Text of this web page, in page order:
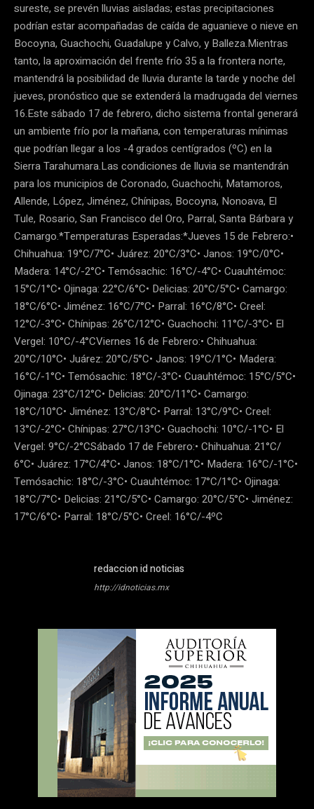
sureste, se prevén lluvias aisladas; estas precipitaciones
podrían estar acompañadas de caída de aguanieve o nieve en
Bocoyna, Guachochi, Guadalupe y Calvo, y Balleza.Mientras
tanto, la aproximación del frente frío 35 a la frontera norte,
mantendrá la posibilidad de lluvia durante la tarde y noche del
jueves, pronóstico que se extenderá la madrugada del viernes
16.Este sábado 17 de febrero, dicho sistema frontal generará
un ambiente frío por la mañana, con temperaturas mínimas
que podrían llegar a los -4 grados centígrados (ºC) en la
Sierra Tarahumara.Las condiciones de lluvia se mantendrán
para los municipios de Coronado, Guachochi, Matamoros,
Allende, López, Jiménez, Chínipas, Bocoyna, Nonoava, El
Tule, Rosario, San Francisco del Oro, Parral, Santa Bárbara y
Camargo.*Temperaturas Esperadas:*Jueves 15 de Febrero:•
Chihuahua: 19°C/7°C• Juárez: 20°C/3°C• Janos: 19°C/0°C•
Madera: 14°C/-2°C• Temósachic: 16°C/-4°C• Cuauhtémoc:
15°C/1°C• Ojinaga: 22°C/6°C• Delicias: 20°C/5°C• Camargo:
18°C/6°C• Jiménez: 16°C/7°C• Parral: 16°C/8°C• Creel:
12°C/-3°C• Chínipas: 26°C/12°C• Guachochi: 11°C/-3°C• El
Vergel: 10°C/-4°CViernes 16 de Febrero:• Chihuahua:
20°C/10°C• Juárez: 20°C/5°C• Janos: 19°C/1°C• Madera:
16°C/-1°C• Temósachic: 18°C/-3°C• Cuauhtémoc: 15°C/5°C•
Ojinaga: 23°C/12°C• Delicias: 20°C/11°C• Camargo:
18°C/10°C• Jiménez: 13°C/8°C• Parral: 13°C/9°C• Creel:
13°C/-2°C• Chínipas: 27°C/13°C• Guachochi: 10°C/-1°C• El
Vergel: 9°C/-2°CSábado 17 de Febrero:• Chihuahua: 21°C/
6°C• Juárez: 17°C/4°C• Janos: 18°C/1°C• Madera: 16°C/-1°C•
Temósachic: 18°C/-3°C• Cuauhtémoc: 17°C/1°C• Ojinaga:
18°C/7°C• Delicias: 21°C/5°C• Camargo: 20°C/5°C• Jiménez:
17°C/6°C• Parral: 18°C/5°C• Creel: 16°C/-4ºC
redaccion id noticias
http://idnoticias.mx